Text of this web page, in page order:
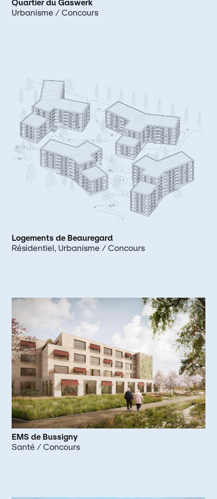
Quartier du Gaswerk
Urbanisme / Concours
Logements de Beauregard
Résidentiel Urbanisme / Concours
EMS de Bussigny
Santé / Concours